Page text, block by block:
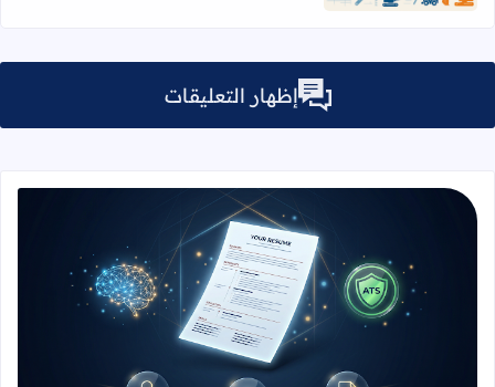
إظهار التعليقات
قراءة المزيد عن سيرتك الذاتية